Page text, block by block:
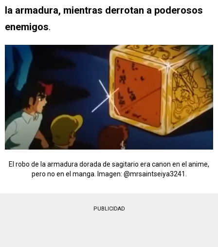
la armadura, mientras derrotan a poderosos
enemigos.
El robo de la armadura dorada de sagitario era canon en el anime,
pero no en el manga. Imagen: @mrsaintseiya3241.
PUBLICIDAD